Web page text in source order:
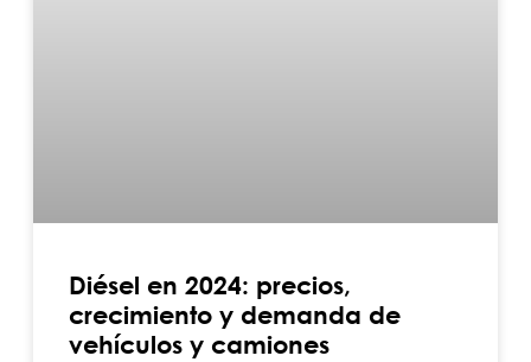
Diésel en 2024: precios,
crecimiento y demanda de
vehículos y camiones